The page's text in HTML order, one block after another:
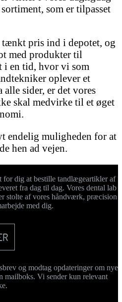
som er tilpasset
pris ind i depotet, og
med produkter til
i en tid, hvor vi som
oplever et
sider, er det vores
skal medvirke til et øget
endelig muligheden for at
hen ad vejen.
dig at bestille tandlægeartikler af
fra dag til dag. Vores dental lab
stolte af vores håndværk, præcision
med dig.
og modtag opdateringer om nye
mailboks. Vi sender kun relevant